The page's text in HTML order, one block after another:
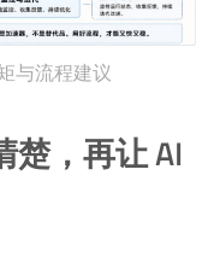
与流程建议
楚，再让 AI